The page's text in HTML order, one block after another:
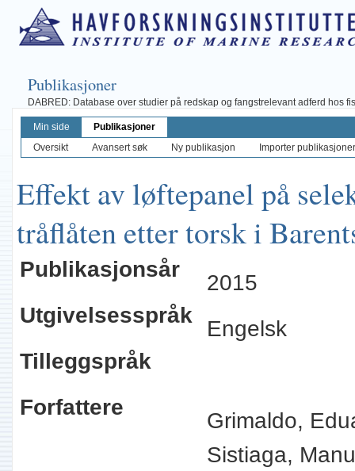
Publikasjoner
DABRED: Database over studier på redskap og fangstrelevant adferd hos
Min side
Publikasjoner
Oversikt
Avansert søk Ny publikasjon Importer
Effekt av løftepanel på
tråflåten etter torsk i
Publikasjonsår
2015
Utgivelsesspråk
Engelsk
Tilleggspråk
Forfattere
Grimaldo,
Sistiaga,